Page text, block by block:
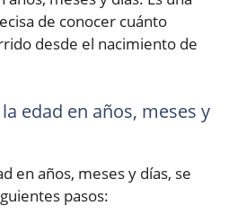
de conocer cuánto
desde el nacimiento de
edad en años, meses y
en años, meses y días, se
pasos: